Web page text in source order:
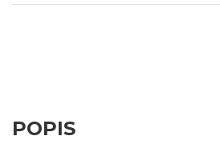
POPIS